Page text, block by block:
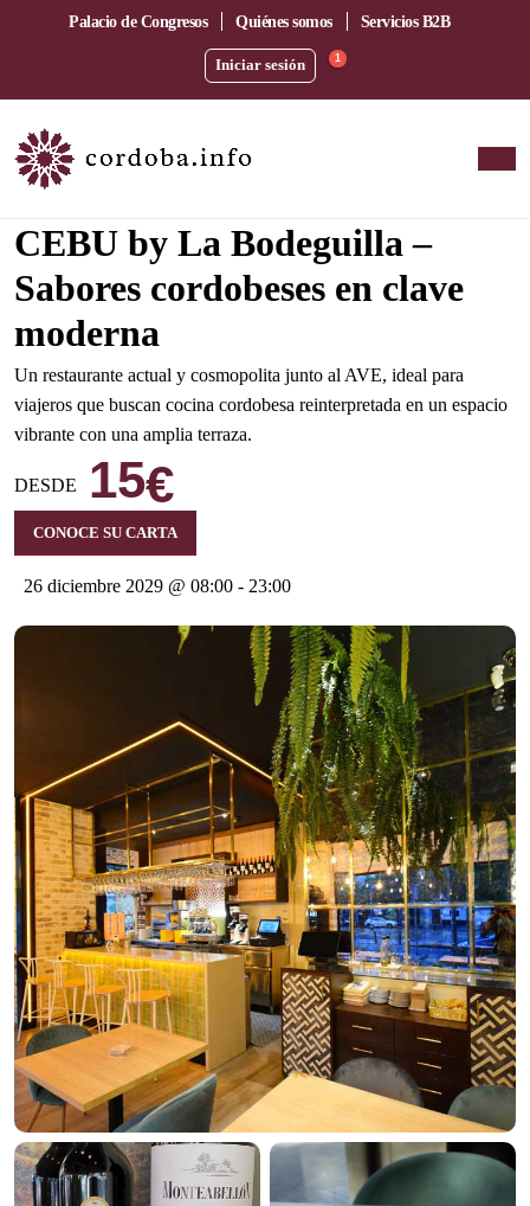
Palacio de Congresos Quiénes somos Servicios B2B
Iniciar sesión 1
CEBU by La Bodeguilla –
Sabores cordobeses en clave
moderna
Un restaurante actual y cosmopolita junto al AVE, ideal para
viajeros que buscan cocina cordobesa reinterpretada en un espacio
vibrante con una amplia terraza.
DESDE 15€
CONOCE SU CARTA
26 diciembre 2029 @ 08:00 - 23:00